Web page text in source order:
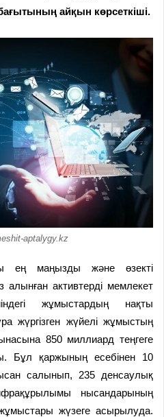
айқын көрсеткіші.
aptalygy.kz
ең маңызды және өзекті
алынған активтерді мемлекет
жұмыстардың нақты
жүргізген жүйелі жұмыстың
850 миллиард теңгеге
Бұл қаржының есебінен 10
салынып, 235 денсаулық
нысандарының
жүзеге асырылуда.